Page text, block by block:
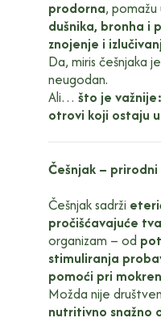
prodorna, pomažu
dušnika, bronha i
znojenje i
Da, miris češnjaka
neugodan.
Ali… što je
otrovi koji ostaju
Češnjak –
Češnjak sadrži
pročišćavajuće
organizam – od
stimuliranja
pomoći pri
Možda nije
nutritivno snažno